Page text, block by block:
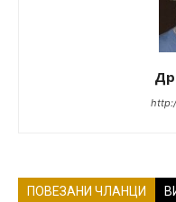
ПОВЕЗАНИ ЧЛАНЦИ